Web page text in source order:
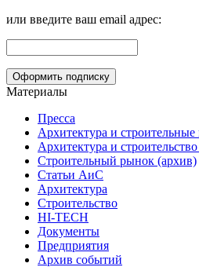
или введите ваш email адрес:
Материалы
Пресса
Архитектура и строительные
Архитектура и
Строительный рынок (архив)
Статьи АиС
Архитектура
Строительство
HI-TECH
Документы
Предприятия
Архив событий